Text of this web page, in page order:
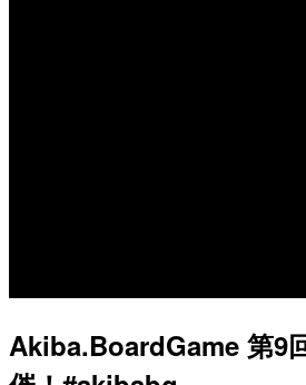
Akiba.BoardGame 第9